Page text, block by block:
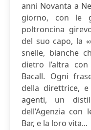
anni Novanta a
giorno, con le
poltroncina
del suo capo, la
snelle, bianche
dietro l’altra
Bacall. Ogni
della direttrice,
agenti, un
dell’Agenzia
Bar, e la loro vita...